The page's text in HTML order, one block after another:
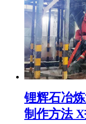
锂辉石冶
制作方法